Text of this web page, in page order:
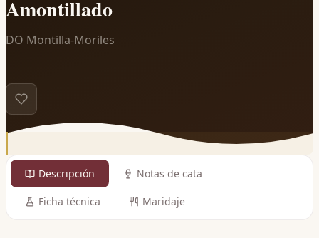
Amontillado
DO Montilla-Moriles
Descripción Notas de cata
Ficha técnica Maridaje